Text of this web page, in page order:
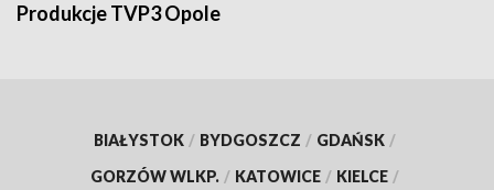
Produkcje TVP3 Opole
BIAŁYSTOK / BYDGOSZCZ / GDAŃSK /
GORZÓW WLKP. / KATOWICE / KIELCE /